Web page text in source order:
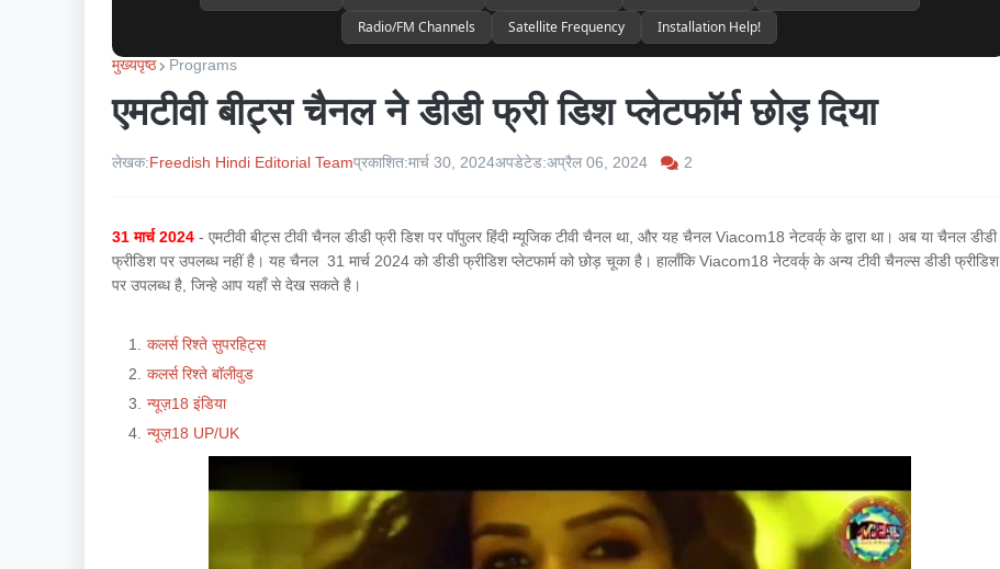
Radio/FM Channels
Satellite Frequency Installation Help!
मुख्यपृष्ठ Programs
एमटीवी बीट्स चैनल ने डीडी फ्री डिश प्लेटफॉर्म छोड़ दिया
लेखक:Freedish Hindi Editorial Teamप्रकाशित:मार्च 30, 2024अपडेटेड:अप्रैल 06, 2024 2
31 मार्च 2024 - एमटीवी बीट्स टीवी चैनल डीडी फ्री डिश पर पॉपुलर हिंदी म्यूजिक टीवी चैनल था, और यह चैनल Viacom18 नेटवर्क् के द्वारा था। अब या चैनल डीडी
फ्रीडिश पर उपलब्ध नहीं है। यह चैनल 31 मार्च 2024 को डीडी फ्रीडिश प्लेटफार्म को छोड़ चूका है। हालाँकि Viacom18 नेटवर्क् के अन्य टीवी चैनल्स डीडी फ्रीडिश
पर उपलब्ध है, जिन्हे आप यहाँ से देख सकते है।
कलर्स रिश्ते सुपरहिट्स
कलर्स रिश्ते बॉलीवुड
न्यूज़18 इंडिया
न्यूज़18 UP/UK